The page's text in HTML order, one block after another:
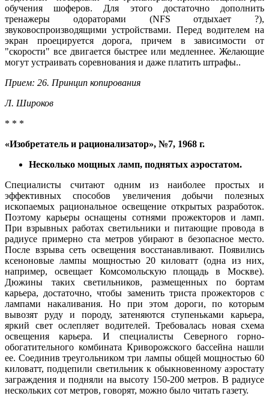
обучения шоферов. Для этого достаточно дополнить
тренажеры одораторами (NFS отдыхает ?),
звуковоспроизводящими устройствами. Перед водителем на
экран проецируется дорога, причем в зависимости от
"скорости" все двигается быстрее или медленнее. Желающие
могут устраивать соревнования и даже платить штрафы..
Прием: 26. Принцип копирования
Л. Широков
* * *
«Изобретатель и рационализатор», №7, 1968 г.
Несколько мощных ламп, поднятых аэростатом.
Специалисты считают одним из наиболее простых и
эффективных способов увеличения добычи полезных
ископаемых рациональное освещение открытых разработок.
Поэтому карьеры оснащены сотнями прожекторов и ламп.
При взрывных работах светильники и питающие провода в
радиусе примерно ста метров убирают в безопасное место.
После взрыва сеть освещения восстанавливают. Появились
ксеноновые лампы мощностью 20 киловатт (одна из них,
например, освещает Комсомольскую площадь в Москве).
Дюжины таких светильников, размещенных по бортам
карьера, достаточно, чтобы заменить триста прожекторов с
лампами накаливания. Но при этом дороги, по которым
вывозят руду и породу, затеняются ступеньками карьера,
яркий свет ослепляет водителей. Требовалась новая схема
освещения карьера. И специалисты Северного горно-
обогатительного комбината Криворожского бассейна нашли
ее. Соединив треугольником три лампы общей мощностью 60
киловатт, подцепили светильник к обыкновенному аэростату
заграждения и подняли на высоту 150-200 метров. В радиусе
нескольких сот метров, говорят, можно было читать газету.